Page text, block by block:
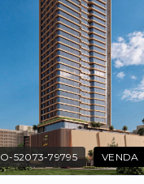
O-52073-79795 VENDA